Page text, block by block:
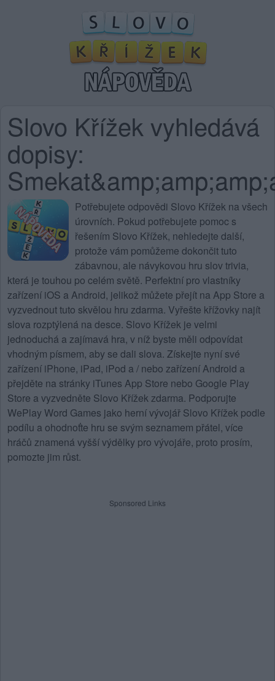
Slovo Křížek vyhledává
dopisy:
Potřebujete odpovědi Slovo Křížek na všech
úrovních. Pokud potřebujete pomoc s
řešením Slovo Křížek, nehledejte další,
protože vám pomůžeme dokončit tuto
zábavnou, ale návykovou hru slov trivia,
která je touhou po celém světě. Perfektní pro vlastníky
zařízení iOS a Android, jelikož můžete přejít na App Store a
vyzvednout tuto skvělou hru zdarma. Vyřešte křížovky najít
slova rozptýlená na desce. Slovo Křížek je velmi
jednoduchá a zajímavá hra, v níž byste měli odpovídat
vhodným písmem, aby se dali slova. Získejte nyní své
zařízení iPhone, iPad, iPod a / nebo zařízení Android a
přejděte na stránky iTunes App Store nebo Google Play
Store a vyzvedněte Slovo Křížek zdarma. Podporujte
WePlay Word Games jako herní vývojář Slovo Křížek podle
podílu a ohodnoťte hru se svým seznamem přátel, více
hráčů znamená vyšší výdělky pro vývojáře, proto prosím,
pomozte jim růst.
Sponsored Links